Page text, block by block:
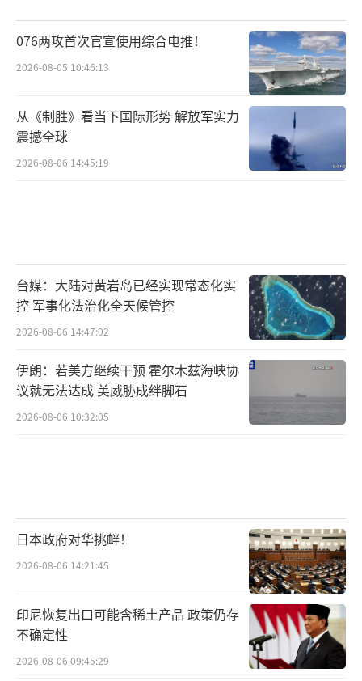
076两攻首次官宣使用综合电推！
2026-08-05 10:46:13
从《制胜》看当下国际形势 解放军实力
震撼全球
2026-08-06 14:45:19
台媒：大陆对黄岩岛已经实现常态化实
控 军事化法治化全天候管控
2026-08-06 14:47:02
伊朗：若美方继续干预 霍尔木兹海峡协
议就无法达成 美威胁成绊脚石
2026-08-06 10:32:05
日本政府对华挑衅！
2026-08-06 14:21:45
印尼恢复出口可能含稀土产品 政策仍存
不确定性
2026-08-06 09:45:29